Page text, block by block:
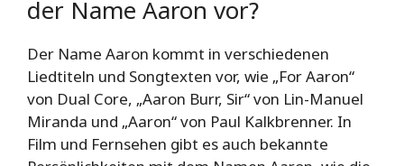
der Name Aaron vor?
Der Name Aaron kommt in verschiedenen
Liedtiteln und Songtexten vor, wie „For Aaron“
von Dual Core, „Aaron Burr, Sir“ von Lin-Manuel
Miranda und „Aaron“ von Paul Kalkbrenner. In
Film und Fernsehen gibt es auch bekannte